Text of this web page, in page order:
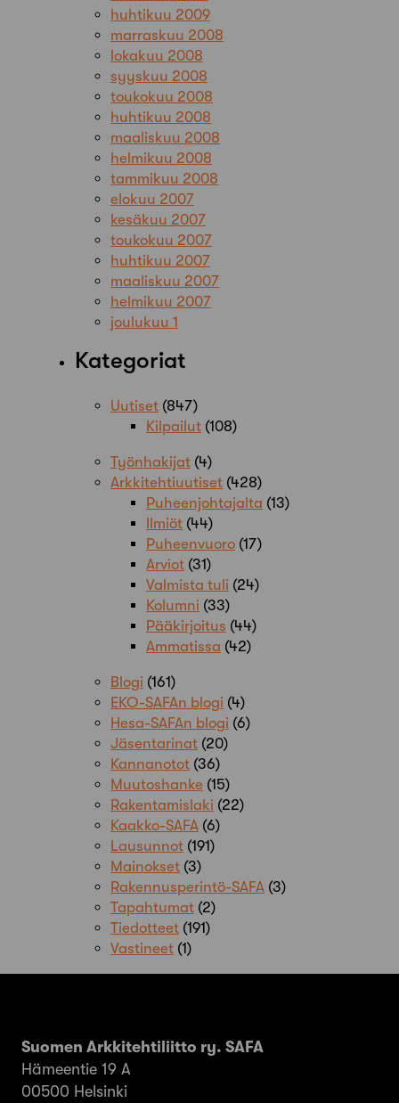
huhtikuu 2009
marraskuu 2008
lokakuu 2008
syyskuu 2008
toukokuu 2008
huhtikuu 2008
maaliskuu 2008
helmikuu 2008
tammikuu 2008
elokuu 2007
kesäkuu 2007
toukokuu 2007
huhtikuu 2007
maaliskuu 2007
helmikuu 2007
joulukuu 1
Kategoriat
Uutiset (847)
Kilpailut (108)
Työnhakijat (4)
Arkkitehtiuutiset (428)
Puheenjohtajalta (13)
Ilmiöt (44)
Puheenvuoro (17)
Arviot (31)
Valmista tuli (24)
Kolumni (33)
Pääkirjoitus (44)
Ammatissa (42)
Blogi (161)
EKO-SAFAn blogi (4)
Hesa-SAFAn blogi (6)
Jäsentarinat (20)
Kannanotot (36)
Muutoshanke (15)
Rakentamislaki (22)
Kaakko-SAFA (6)
Lausunnot (191)
Mainokset (3)
Rakennusperintö-SAFA (3)
Tapahtumat (2)
Tiedotteet (191)
Vastineet (1)
Suomen Arkkitehtiliitto ry. SAFA
Hämeentie 19 A
00500 Helsinki